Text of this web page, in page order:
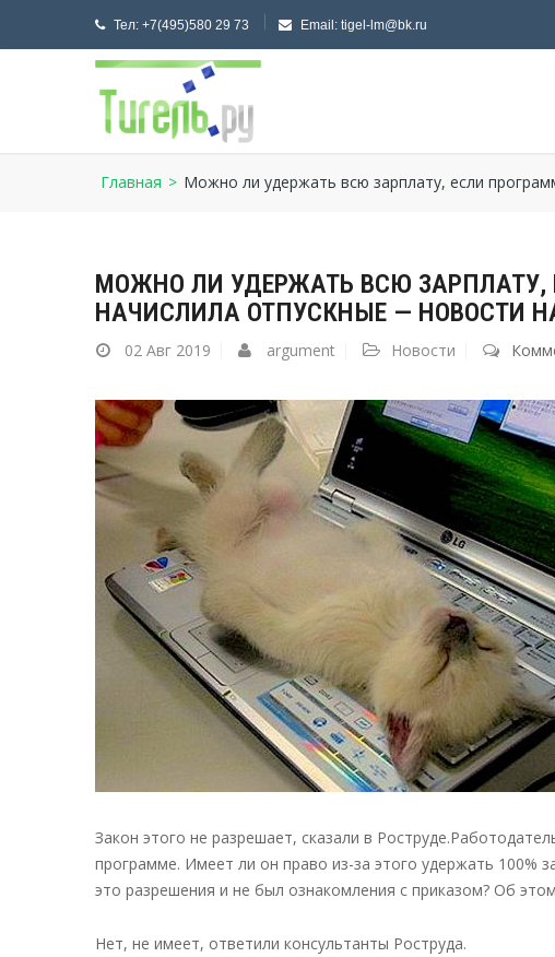
Тел: +7(495)580 29 73 Email: tigel-lm@bk.ru
Главная > Можно ли удержать всю зарплату, если
МОЖНО ЛИ УДЕРЖАТЬ ВСЮ
НАЧИСЛИЛА ОТПУСКНЫЕ — НОВОСТИ
02 Авг 2019 argument Новости
Закон этого не разрешает, сказали в
программе. Имеет ли он право из-за этого удержать 100%
это разрешения и не был ознакомления с приказом? Об
Нет, не имеет, ответили консультанты Роструда.